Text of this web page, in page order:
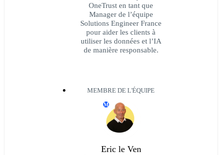
OneTrust en tant que
Manager de l’équipe
Solutions Engineer France
pour aider les clients à
utiliser les données et l’IA
de manière responsable.
MEMBRE DE L'ÉQUIPE
M
Eric le Ven